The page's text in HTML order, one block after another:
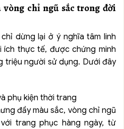
vòng chỉ ngũ sắc trong đời
dừng lại ở ý nghĩa tâm linh
ích thực tế, được chứng minh
triệu người sử dụng. Dưới đây
phụ kiện thời trang
đầy màu sắc, vòng chỉ ngũ
trang phục hàng ngày, từ